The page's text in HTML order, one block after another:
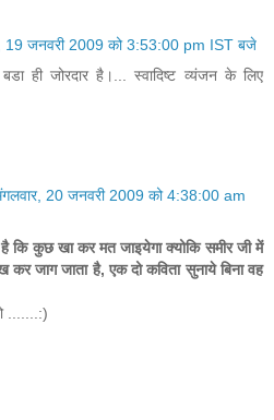
19 जनवरी 2009 को 3:53:00 pm IST बजे
बडा ही जोरदार है।... स्वादिष्ट व्यंजन के लिए
20 जनवरी 2009 को 4:38:00 am
कुछ खा कर मत जाइयेगा क्‍योकि समीर जी में
जाग जाता है, एक दो कविता सुनाये बिना वह
.......:)